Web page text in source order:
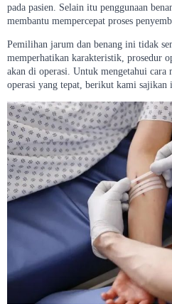
pada pasien. Selain itu penggunaan
membantu mempercepat proses
Pemilihan jarum dan benang ini tidak
memperhatikan karakteristik, prosedur
akan di operasi. Untuk mengetahui
operasi yang tepat, berikut kami sajikan